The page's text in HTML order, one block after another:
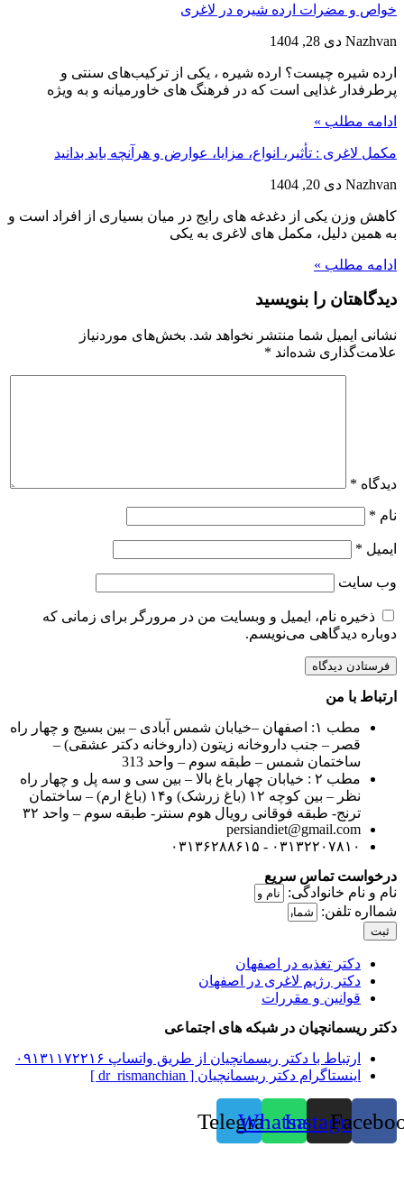
خواص و مضرات ارده شیره در لاغری
Nazhvan دی 28, 1404
ارده شیره چیست؟ ارده شیره ، یکی از ترکیب‌های سنتی و
پرطرفدار غذایی است که در فرهنگ‌ های خاورمیانه و به ویژه
ادامه مطلب »
مکمل لاغری : تأثیر، انواع، مزایا، عوارض و هرآنچه باید بدانید
Nazhvan دی 20, 1404
کاهش وزن یکی از دغدغه‌ های رایج در میان بسیاری از افراد است و
به همین دلیل، مکمل‌ های لاغری به یکی
ادامه مطلب »
دیدگاهتان را بنویسید
نشانی ایمیل شما منتشر نخواهد شد. بخش‌های موردنیاز
علامت‌گذاری شده‌اند *
دیدگاه *
نام *
ایمیل *
وب‌ سایت
ذخیره نام، ایمیل و وبسایت من در مرورگر برای زمانی که
دوباره دیدگاهی می‌نویسم.
ارتباط با من
مطب ۱: اصفهان –خیابان شمس آبادی – بین بسیج و چهار راه
قصر – جنب داروخانه زیتون (داروخانه دکتر عشقی) –
ساختمان شمس – طبقه سوم – واحد 313
مطب ۲ : خیابان چهار باغ بالا – بین سی و سه پل و چهار راه
نظر – بین کوچه ۱۲ (باغ زرشک) و۱۴ (باغ ارم) – ساختمان
ترنج- طبقه فوقانی رویال هوم سنتر- طبقه سوم – واحد ۳۲
persiandiet@gmail.com
۰۳۱۳۲۲۰۷۸۱۰ - ۰۳۱۳۶۲۸۸۶۱۵
درخواست تماس سريع
نام و نام خانوادگی:
شمااره تلفن:
ثبت
دکتر تغذیه در اصفهان
دکتر رژیم لاغری در اصفهان
قوانین و مقررات
دکتر ریسمانچیان در شبکه های اجتماعی
ارتباط با دکتر ریسمانچیان از طریق واتساپ ۰۹۱۳۱۱۷۲۲۱۶
اینستاگرام دکتر ریسمانچیان [ dr_rismanchian ]
Instagram
Whatsapp
Telegram